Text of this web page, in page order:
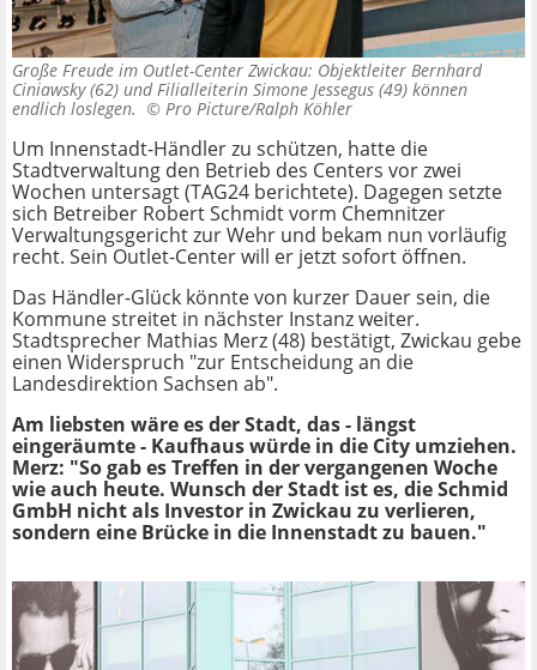
Große Freude im Outlet-Center Zwickau: Objektleiter Bernhard
Ciniawsky (62) und Filialleiterin Simone Jessegus (49) können
endlich loslegen. © Pro Picture/Ralph Köhler
Um Innenstadt-Händler zu schützen, hatte die
Stadtverwaltung den Betrieb des Centers vor zwei
Wochen untersagt (TAG24 berichtete). Dagegen setzte
sich Betreiber Robert Schmidt vorm Chemnitzer
Verwaltungsgericht zur Wehr und bekam nun vorläufig
recht. Sein Outlet-Center will er jetzt sofort öffnen.
Das Händler-Glück könnte von kurzer Dauer sein, die
Kommune streitet in nächster Instanz weiter.
Stadtsprecher Mathias Merz (48) bestätigt, Zwickau gebe
einen Widerspruch "zur Entscheidung an die
Landesdirektion Sachsen ab".
Am liebsten wäre es der Stadt, das - längst
eingeräumte - Kaufhaus würde in die City umziehen.
Merz: "So gab es Treffen in der vergangenen Woche
wie auch heute. Wunsch der Stadt ist es, die Schmid
GmbH nicht als Investor in Zwickau zu verlieren,
sondern eine Brücke in die Innenstadt zu bauen."